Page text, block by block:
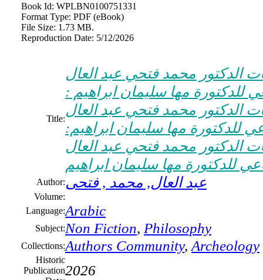
Book Id: WPLBN0100751331
Format Type: PDF (eBook)
File Size: 1.73 MB.
Reproduction Date: 5/12/2026
Title:
الدكتور محمد فتحي عبد العال
للدكتورة مها سليمان ابراهيم :
الدكتور محمد فتحي عبد العال
للدكتورة مها سليمان ابراهيم:
الدكتور محمد فتحي عبد العال
للدكتورة مها سليمان ابراهيم
Author:عبد العال, محمد , فتحى
Volume:
Language:Arabic
Subject:Non Fiction, Philosophy
Collections:Authors Community, Archeology
Historic
Publication2026